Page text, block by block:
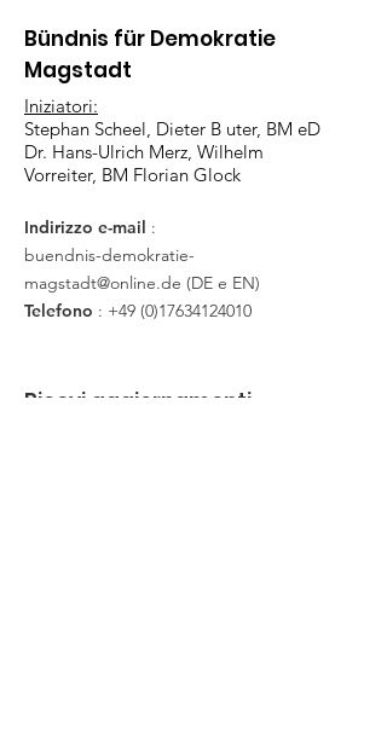
Bündnis für Demokratie
Magstadt
Iniziatori:
Stephan Scheel, Dieter B uter, BM eD
Dr. Hans-Ulrich Merz, Wilhelm
Vorreiter, BM Florian Glock
Indirizzo e-mail :
buendnis-demokratie-
magstadt@online.de (DE e EN)
Telefono : +49 (0)17634124010
Ricevi aggiornamenti